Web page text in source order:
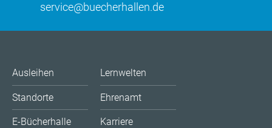
service@buecherhallen.de
Ausleihen
Standorte
E-Bücherhalle
Lernwelten
Ehrenamt
Karriere